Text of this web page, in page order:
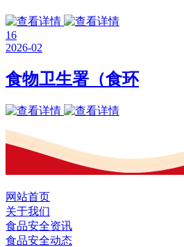
16
2026-02
食物卫生署（食环
网站首页
关于我们
食品安全资讯
食品安全动态